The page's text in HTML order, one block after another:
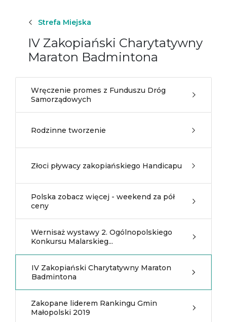
Strefa Miejska
IV Zakopiański Charytatywny
Maraton Badmintona
Wręczenie promes z Funduszu Dróg
Samorządowych
Rodzinne tworzenie
Złoci pływacy zakopiańskiego Handicapu
Polska zobacz więcej - weekend za pół
ceny
Wernisaż wystawy 2. Ogólnopolskiego
Konkursu Malarskieg...
IV Zakopiański Charytatywny Maraton
Badmintona
Zakopane liderem Rankingu Gmin
Małopolski 2019